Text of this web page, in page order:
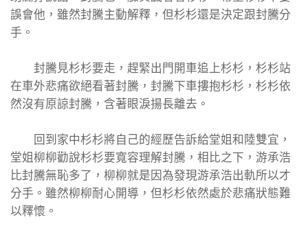
誤會他，雖然封騰主動解釋，但杉杉還是決定跟封騰分
手。
封騰見杉杉要走，趕緊出門開車追上杉杉，杉杉站
在車外悲痛欲絕看著封騰，封騰下車摟抱杉杉，杉杉依
然沒有原諒封騰，含著眼淚揚長離去。
回到家中杉杉將自己的經歷告訴給堂姐和陸雙宜，
堂姐柳柳勸說杉杉要寬容理解封騰，相比之下，游承浩
比封騰無恥多了，柳柳就是因為發現游承浩出軌所以才
分手。雖然柳柳耐心開導，但杉杉依然處於悲痛狀態難
以釋懷。